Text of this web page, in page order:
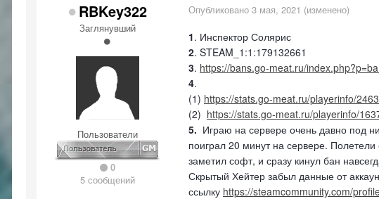
RBKey322
Заглянувший
Пользователи
0
5 сообщений
Опубликовано 3 мая, 2021 (изменено)
1. Инспектор Солярис
2. STEAM_1:1:179132661
3. https://bans.go-meat.ru/
4.
(1) https://stats.go-meat.ru/playerinfo/
(2) https://stats.go-meat.ru/playerinfo/
5. Играю на сервере очень давно под
поиграл 20 минут на сервере.
заметил софт, и сразу кинул бан
Скрытый Хейтер забыл данные от
ссылку https://steamcommunity.com/